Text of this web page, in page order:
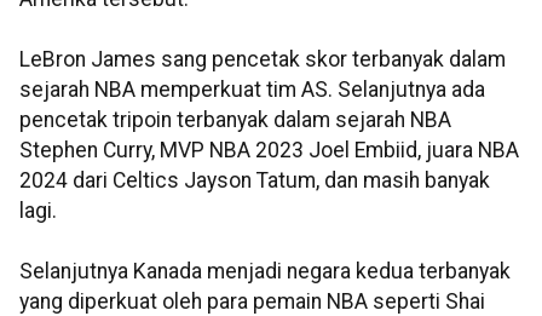
LeBron James sang pencetak skor terbanyak dalam
sejarah NBA memperkuat tim AS. Selanjutnya ada
pencetak tripoin terbanyak dalam sejarah NBA
Stephen Curry, MVP NBA 2023 Joel Embiid, juara NBA
2024 dari Celtics Jayson Tatum, dan masih banyak
lagi.
Selanjutnya Kanada menjadi negara kedua terbanyak
yang diperkuat oleh para pemain NBA seperti Shai